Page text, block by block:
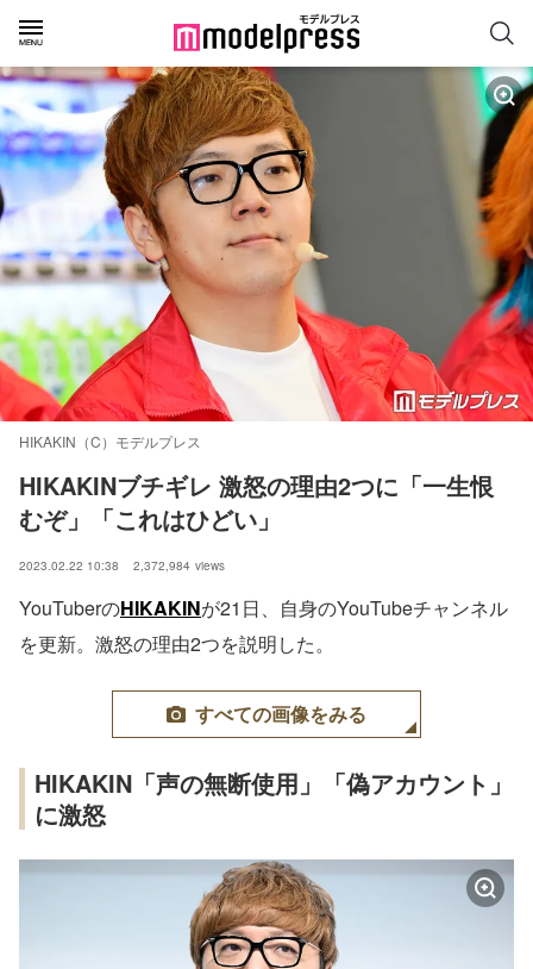
HIKAKIN（C）モデルプレス
HIKAKINブチギレ 激怒の理由2つに「一生恨
むぞ」「これはひどい」
2023.02.22 10:38 2,372,984 views
YouTuberのHIKAKINが21日、自身のYouTubeチャンネル
を更新。激怒の理由2つを説明した。
すべての画像をみる
HIKAKIN「声の無断使用」「偽アカウント」
に激怒